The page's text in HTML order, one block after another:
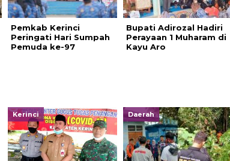
Pemkab Kerinci
Peringati Hari Sumpah
Pemuda ke-97
Bupati Adirozal Hadiri
Perayaan 1 Muharam di
Kayu Aro
Kerinci Daerah